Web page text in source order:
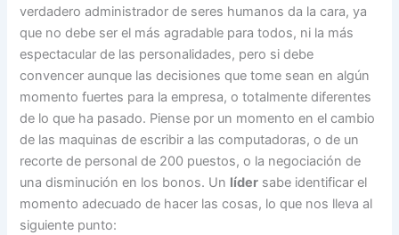
verdadero administrador de seres humanos da la cara, ya
que no debe ser el más agradable para todos, ni la más
espectacular de las personalidades, pero si debe
convencer aunque las decisiones que tome sean en algún
momento fuertes para la empresa, o totalmente diferentes
de lo que ha pasado. Piense por un momento en el cambio
de las maquinas de escribir a las computadoras, o de un
recorte de personal de 200 puestos, o la negociación de
una disminución en los bonos. Un líder sabe identificar el
momento adecuado de hacer las cosas, lo que nos lleva al
siguiente punto: